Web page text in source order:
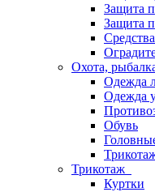
Защита
Защита
Охота,
Одежда
Одежда
Обувь
Трикотаж
Куртки